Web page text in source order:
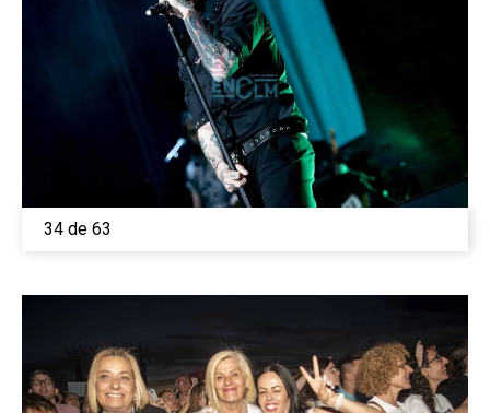
34 de 63